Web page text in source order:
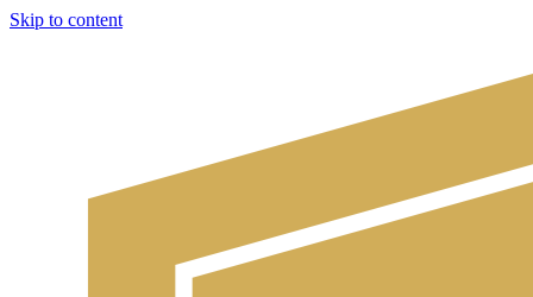
Skip to content